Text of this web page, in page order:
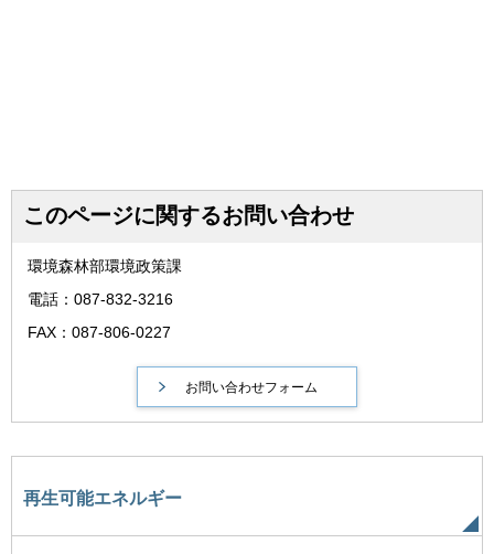
このページに関するお問い合わせ
環境森林部環境政策課
電話：087-832-3216
FAX：087-806-0227
再生可能エネルギー